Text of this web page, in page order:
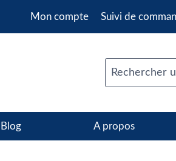
Mon compte Suivi de
Rechercher
Blog A propos